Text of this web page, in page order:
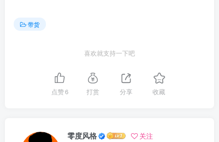
带货
喜欢就支持一下吧
点赞6 打赏 分享 收藏
零度风格 关注